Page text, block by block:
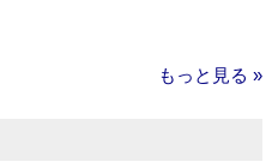
もっと見る »